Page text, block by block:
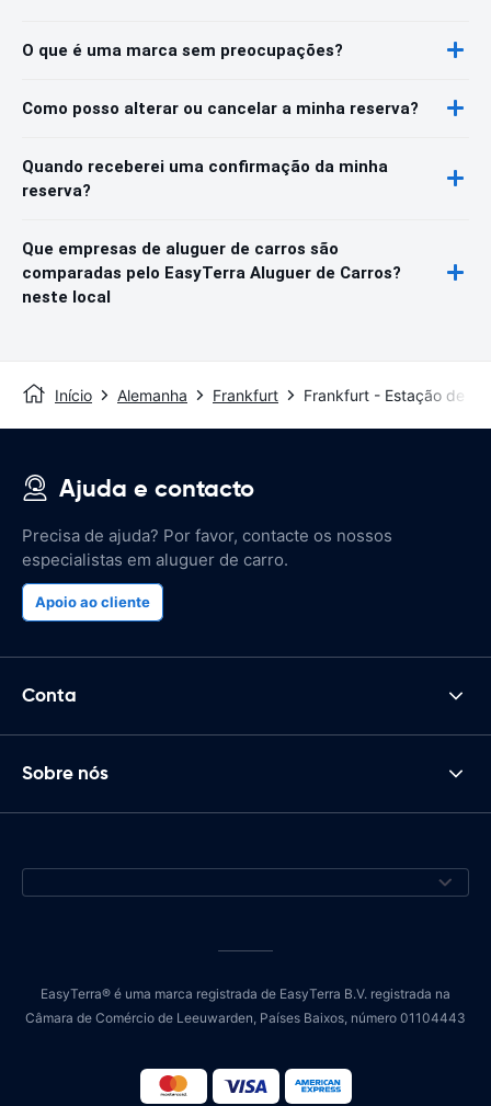
O que é uma marca sem preocupações?
Como posso alterar ou cancelar a minha reserva?
Quando receberei uma confirmação da minha
reserva?
Que empresas de aluguer de carros são
comparadas pelo EasyTerra Aluguer de Carros?
neste local
Início Alemanha Frankfurt Frankfurt - Estação de
Ajuda e contacto
Precisa de ajuda? Por favor, contacte os nossos
especialistas em aluguer de carro.
Apoio ao cliente
Conta
Sobre nós
EasyTerra® é uma marca registrada de EasyTerra B.V. registrada na
Câmara de Comércio de Leeuwarden, Países Baixos, número 01104443